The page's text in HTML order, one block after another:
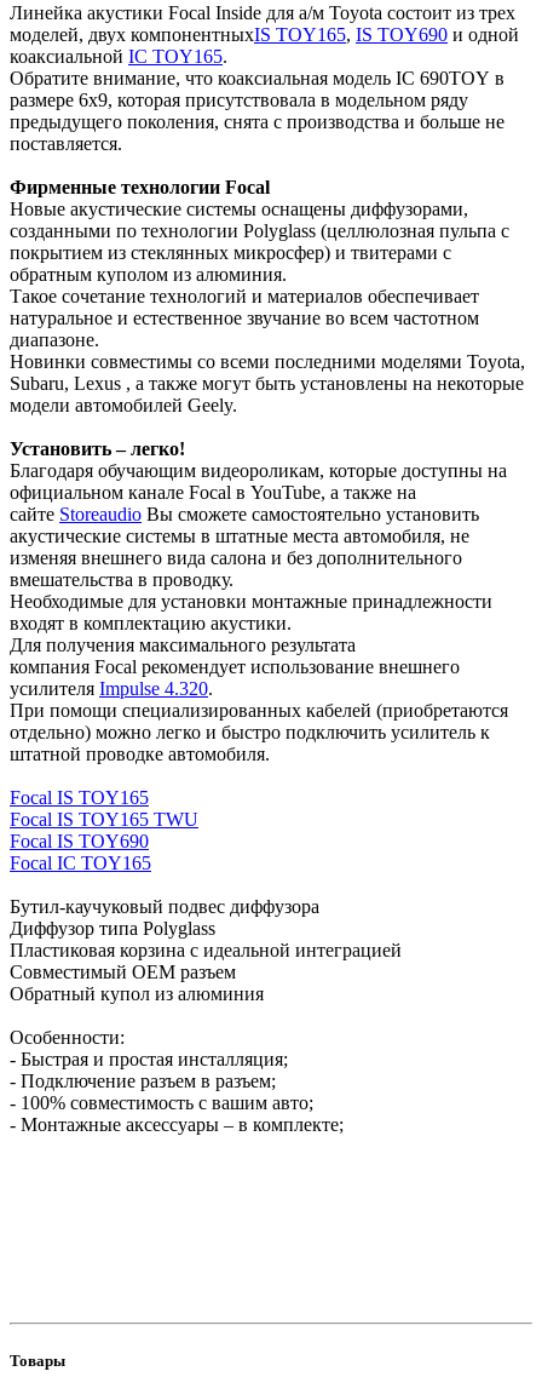
Линейка акустики Focal Inside для а/м Toyota состоит из трех
моделей, двух компонентныхIS TOY165, IS TOY690 и одной
коаксиальной IC TOY165.
Обратите внимание, что коаксиальная модель IC 690TOY в
размере 6х9, которая присутствовала в модельном ряду
предыдущего поколения, снята с производства и больше не
поставляется.
Фирменные технологии Focal
Новые акустические системы оснащены диффузорами,
созданными по технологии Polyglass (целлюлозная пульпа с
покрытием из стеклянных микросфер) и твитерами с
обратным куполом из алюминия.
Такое сочетание технологий и материалов обеспечивает
натуральное и естественное звучание во всем частотном
диапазоне.
Новинки совместимы со всеми последними моделями Toyota,
Subaru, Lexus , а также могут быть установлены на некоторые
модели автомобилей Geely.
Установить – легко!
Благодаря обучающим видеороликам, которые доступны на
официальном канале Focal в YouTube, а также на
сайте Storeaudio Вы сможете самостоятельно установить
акустические системы в штатные места автомобиля, не
изменяя внешнего вида салона и без дополнительного
вмешательства в проводку.
Необходимые для установки монтажные принадлежности
входят в комплектацию акустики.
Для получения максимального результата
компания Focal рекомендует использование внешнего
усилителя Impulse 4.320.
При помощи специализированных кабелей (приобретаются
отдельно) можно легко и быстро подключить усилитель к
штатной проводке автомобиля.
Focal IS TOY165
Focal IS TOY165 TWU
Focal IS TOY690
Focal IС TOY165
Бутил-каучуковый подвес диффузора
Диффузор типа Polyglass
Пластиковая корзина с идеальной интеграцией
Совместимый OEM разъем
Обратный купол из алюминия
Особенности:
- Быстрая и простая инсталляция;
- Подключение разъем в разъем;
- 100% совместимость с вашим авто;
- Монтажные аксессуары – в комплекте;
Товары